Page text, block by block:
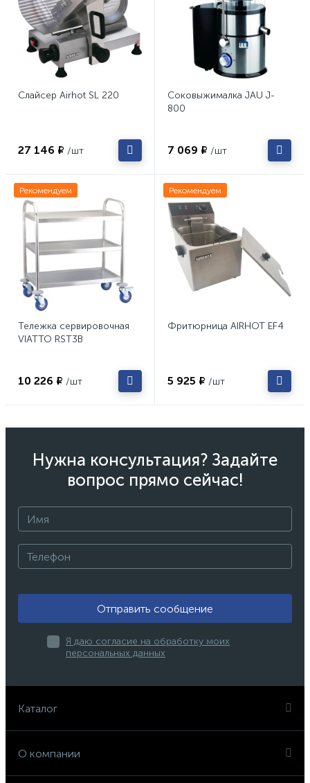
Слайсер Airhot SL 220
27 146 ₽ /шт
Соковыжималка JAU J-
800
7 069 ₽ /шт
Рекомендуем
Тележка сервировочная
VIATTO RST3B
10 226 ₽ /шт
Рекомендуем
Фритюрница AIRHOT EF4
5 925 ₽ /шт
Нужна консультация? Задайте
вопрос прямо сейчас!
Отправить сообщение
Я даю согласие на обработку моих
персональных данных
Каталог
О компании